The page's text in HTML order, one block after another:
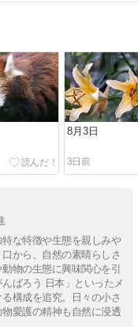
8月3日
3日前
な特徴や生態を親しみや
から、自然の素晴らしさ
物の生態に興味関心を引
ばろう 日本」といったメ
構成を追究。日々の小さ
愛護の精神も自然に浸透